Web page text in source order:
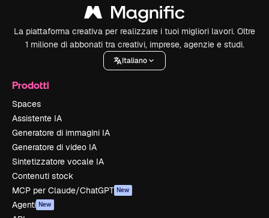
La piattaforma creativa per realizzare i tuoi migliori lavori. Oltre
1 milione di abbonati tra creativi, imprese, agenzie e studi.
Italiano
Prodotti
Spaces
Assistente IA
Generatore di immagini IA
Generatore di video IA
Sintetizzatore vocale IA
Contenuti stock
MCP per Claude/ChatGPT New
Agenti New